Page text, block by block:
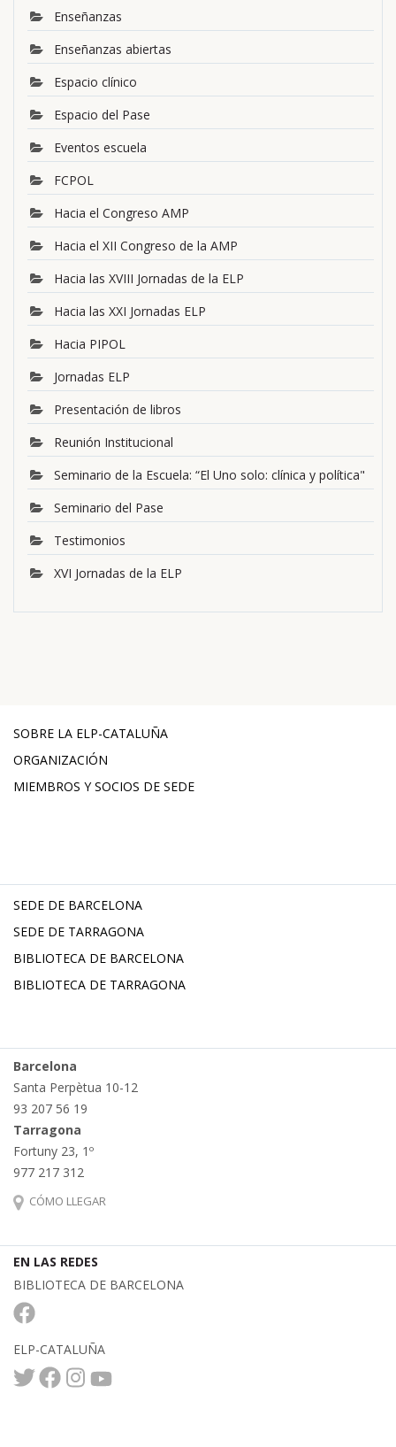
Enseñanzas
Enseñanzas abiertas
Espacio clínico
Espacio del Pase
Eventos escuela
FCPOL
Hacia el Congreso AMP
Hacia el XII Congreso de la AMP
Hacia las XVIII Jornadas de la ELP
Hacia las XXI Jornadas ELP
Hacia PIPOL
Jornadas ELP
Presentación de libros
Reunión Institucional
Seminario de la Escuela: “El Uno solo: clínica y política"
Seminario del Pase
Testimonios
XVI Jornadas de la ELP
SOBRE LA ELP-CATALUÑA
ORGANIZACIÓN
MIEMBROS Y SOCIOS DE SEDE
SEDE DE BARCELONA
SEDE DE TARRAGONA
BIBLIOTECA DE BARCELONA
BIBLIOTECA DE TARRAGONA
Barcelona
Santa Perpètua 10-12
93 207 56 19
Tarragona
Fortuny 23, 1º
977 217 312
CÓMO LLEGAR
EN LAS REDES
BIBLIOTECA DE BARCELONA
ELP-CATALUÑA